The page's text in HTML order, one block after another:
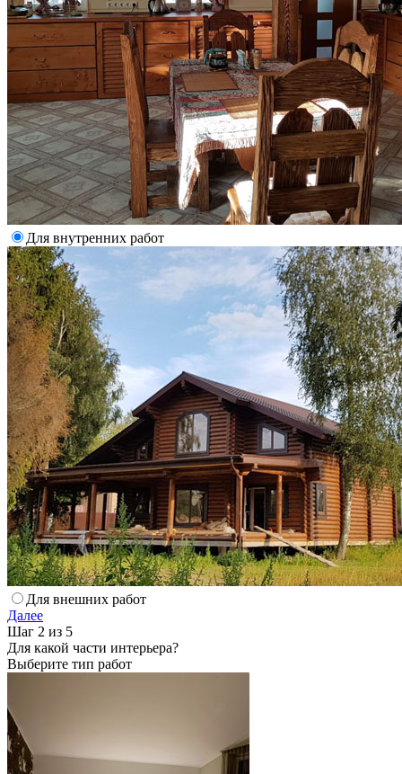
Для внутренних работ
Для внешних работ
Далее
Шаг 2 из 5
Для какой части интерьера?
Выберите тип работ